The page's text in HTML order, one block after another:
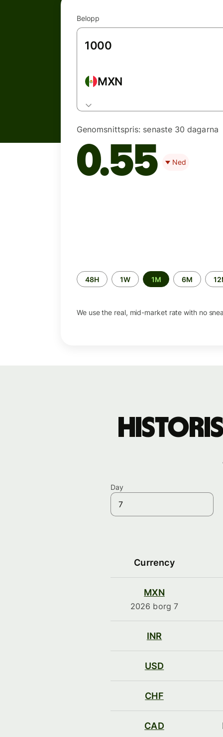
Belopp
MXN
Genomsnittspris: senaste 30 dagarna
0.55 Ned
Time
period
48H 1W 1M 6M
We use the real, mid-market rate with no
Day
Currency
MXN
2026 borg 7
INR
USD
CHF
CAD